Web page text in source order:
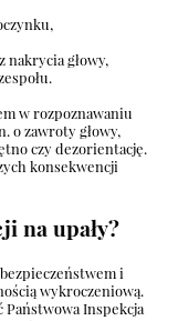
nakrycia głowy,
w rozpoznawaniu
o zawroty głowy,
czy dezorientację.
konsekwencji
na upały?
i
wykroczeniową.
Inspekcja